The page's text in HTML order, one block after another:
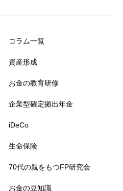
コラム一覧
資産形成
お金の教育研修
企業型確定拠出年金
iDeCo
生命保険
70代の親をもつFP研究会
お金の豆知識